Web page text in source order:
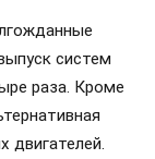
систем
раза. Кроме
двигателей.